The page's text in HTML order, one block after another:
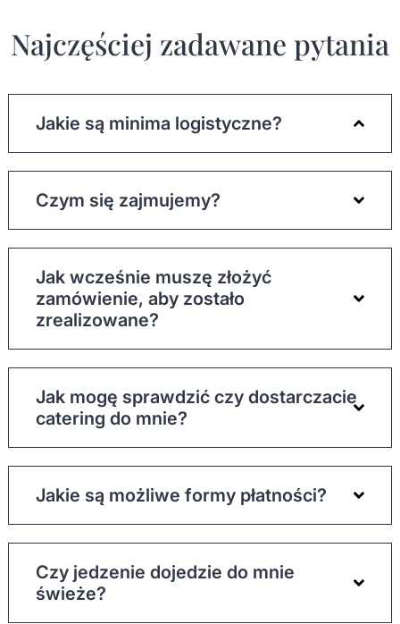
Najczęściej zadawane pytania
Jakie są minima logistyczne?
terminach może obowiązywać niższe minimum
logistyczne potrzebne do zrealizowania
zamówienia.
Czym się zajmujemy?
Jak wcześnie muszę złożyć
zamówienie, aby zostało
zrealizowane?
Jak mogę sprawdzić czy dostarczacie
catering do mnie?
Jakie są możliwe formy płatności?
Czy jedzenie dojedzie do mnie
świeże?